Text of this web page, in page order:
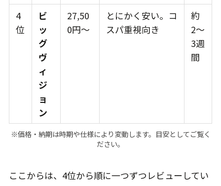
4
位
ビ
ッ
グ
ヴ
ィ
ジ
ョ
ン
27,50
0円〜
とにかく安い。コ
スパ重視向き
約
2〜
3週
間
※価格・納期は時期や仕様により変動します。目安としてご覧く
ださい。
ここからは、4位から順に一つずつレビューしてい